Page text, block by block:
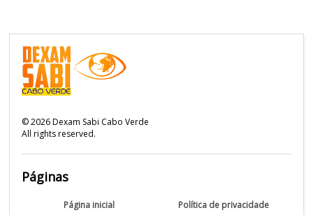
©2026Dexam Sabi Cabo Verde
All rights reserved.
Páginas
Página inicial Política de privacidade